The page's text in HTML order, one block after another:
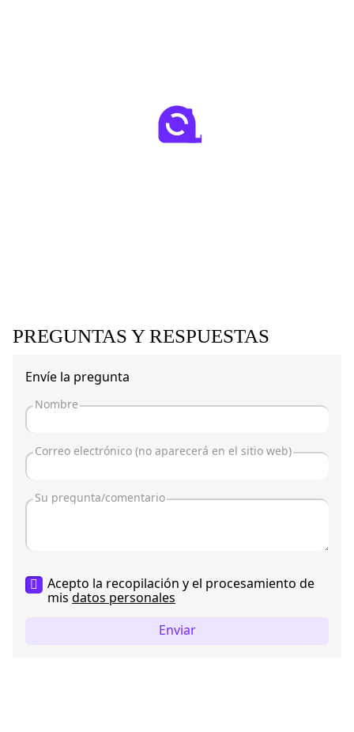
PREGUNTAS Y RESPUESTAS
Envíe la pregunta
Acepto la recopilación y el procesamiento de
misdatos personales
Enviar